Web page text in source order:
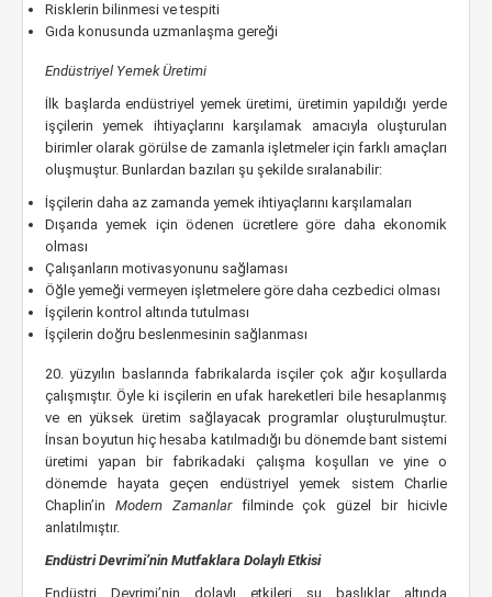
Risklerin bilinmesi ve tespiti
Gıda konusunda uzmanlaşma gereği
Endüstriyel Yemek Üretimi
İlk başlarda endüstriyel yemek üretimi, üretimin yapıldığı yerde
işçilerin yemek ihtiyaçlarını karşılamak amacıyla oluşturulan
birimler olarak görülse de zamanla işletmeler için farklı amaçları
oluşmuştur. Bunlardan bazıları şu şekilde sıralanabilir:
İşçilerin daha az zamanda yemek ihtiyaçlarını karşılamaları
Dışarıda yemek için ödenen ücretlere göre daha ekonomik
olması
Çalışanların motivasyonunu sağlaması
Öğle yemeği vermeyen işletmelere göre daha cezbedici olması
İşçilerin kontrol altında tutulması
İşçilerin doğru beslenmesinin sağlanması
20. yüzyılın baslarında fabrikalarda isçiler çok ağır koşullarda
çalışmıştır. Öyle ki isçilerin en ufak hareketleri bile hesaplanmış
ve en yüksek üretim sağlayacak programlar oluşturulmuştur.
İnsan boyutun hiç hesaba katılmadığı bu dönemde bant sistemi
üretimi yapan bir fabrikadaki çalışma koşulları ve yine o
dönemde hayata geçen endüstriyel yemek sistem Charlie
Chaplin’in Modern Zamanlar filminde çok güzel bir hicivle
anlatılmıştır.
Endüstri Devrimi’nin Mutfaklara Dolaylı Etkisi
Endüstri Devrimi’nin dolaylı etkileri şu başlıklar altında